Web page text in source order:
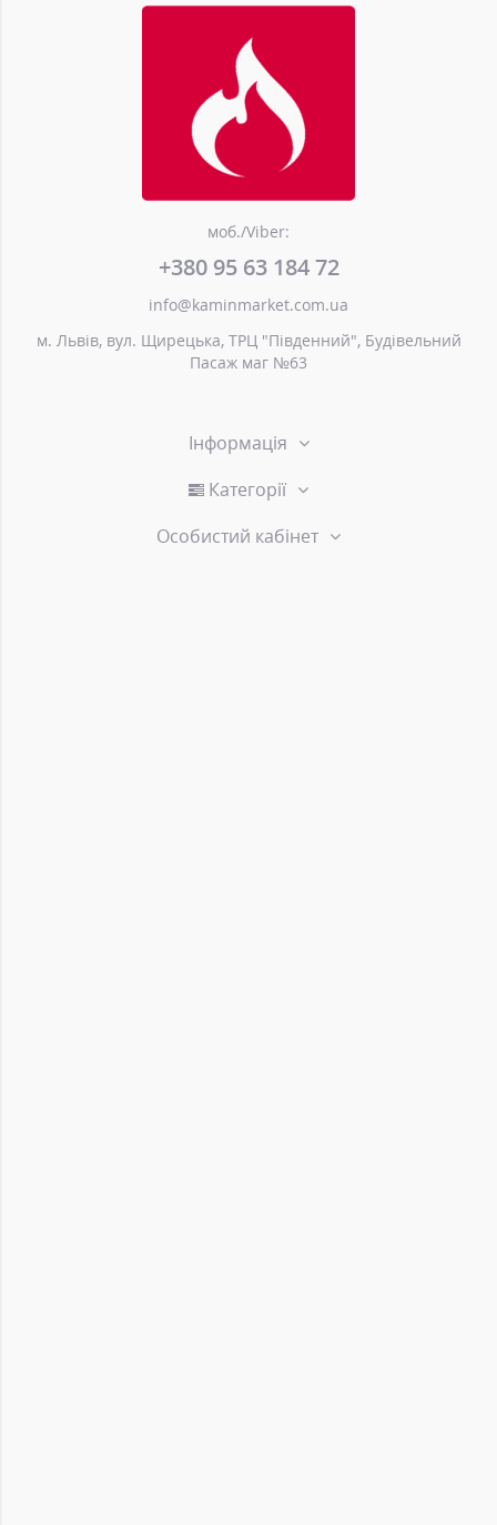
моб./Viber:
+380 95 63 184 72
info@kaminmarket.com.ua
м. Львів, вул. Щирецька, ТРЦ "Південний", Будівельний
Пасаж маг №63
Інформація
Категорії
Особистий кабінет